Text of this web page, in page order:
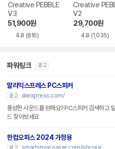
Creative PEBBLE
V3
51,900원
4.8 (816)
Creative
V2
29,700원
4.8 (1,035)
파워링크 광고
알리익스프레스 PC스피커
광고
aliexpress.com/
풍성한 사운드를 원해요? PC스피커 검색하고
드 찾아보세요
한컴오피스 2024 가정용
smartstore.naver.com/sbcore